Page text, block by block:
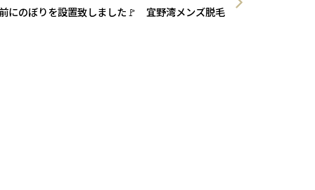
にのぼりを設置致しました🚩 宜野湾メンズ脱毛